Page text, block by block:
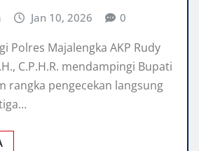
Jan 10, 2026 0
Polres Majalengka AKP Rudy
C.P.H.R. mendampingi Bupati
rangka pengecekan langsung